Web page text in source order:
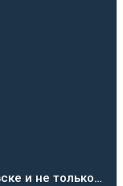
и не только…